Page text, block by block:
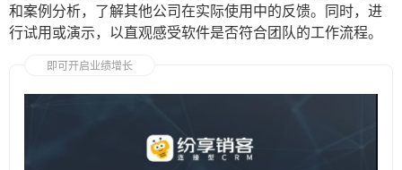
和案例分析，了解其他公司在实际使用中的反馈。同时，进
行试用或演示，以直观感受软件是否符合团队的工作流程。
即可开启业绩增长